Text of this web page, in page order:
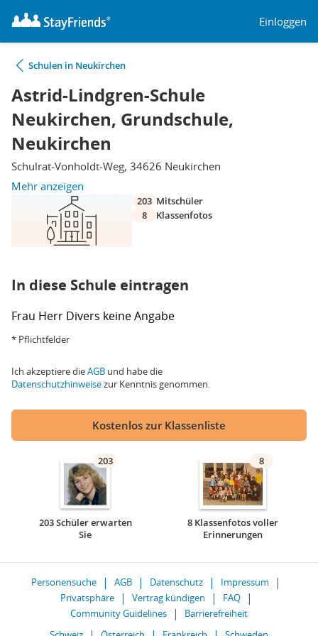
Einloggen
Schulen in Neukirchen
Astrid-Lindgren-Schule
Neukirchen, Grundschule,
Neukirchen
Schulrat-Vonholdt-Weg, 34626 Neukirchen
Mehr anzeigen
203 Mitschüler
8
Klassenfotos
In diese Schule eintragen
Frau Herr Divers keine Angabe
* Pflichtfelder
Ich akzeptiere dieAGB und habe die
Datenschutzhinweisezur Kenntnis genommen.
Kostenlos zur Klassenliste
203
203 Schüler erwarten
Sie
8
8 Klassenfotos voller
Erinnerungen
Personensuche AGB Datenschutz
Impressum
Privatsphäre
Vertrag kündigen
FAQ
Community Guidelines
Barrierefreiheit